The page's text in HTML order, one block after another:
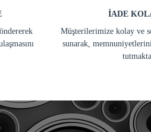
İADE
Müşterilerimize kolay ve
sunarak,